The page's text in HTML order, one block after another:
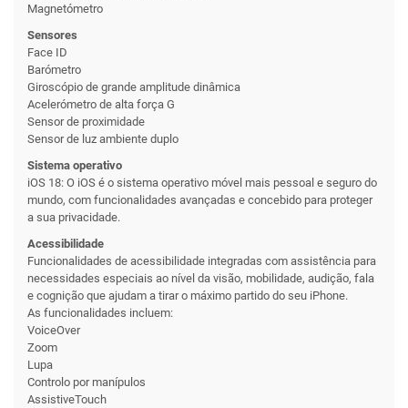
Magnetómetro
Sensores
Face ID
Barómetro
Giroscópio de grande amplitude dinâmica
Acelerómetro de alta força G
Sensor de proximidade
Sensor de luz ambiente duplo
Sistema operativo
iOS 18: O iOS é o sistema operativo móvel mais pessoal e seguro do
mundo, com funciona­lidades avançadas e concebido para proteger
a sua privacidade.
Acessibi­lidade
Funciona­lidades de acessibilidade integradas com assistência para
necessi­dades especiais ao nível da visão, mobilidade, audição, fala
e cognição que ajudam a tirar o máximo partido do seu iPhone.
As funciona­lidades incluem:
VoiceOver
Zoom
Lupa
Controlo por manípulos
AssistiveTouch